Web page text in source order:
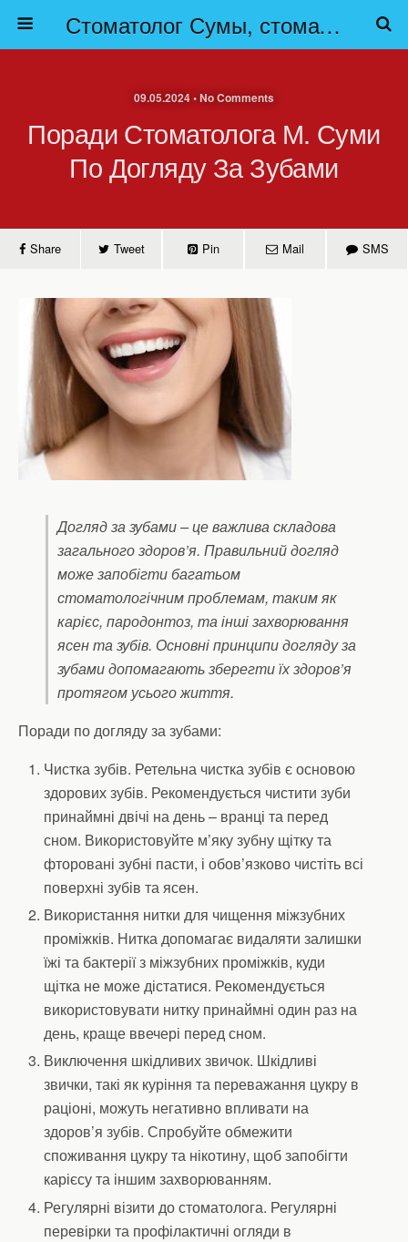
Стоматолог Сумы, стоматологические клиники Сумы, детская стоматология в Сумах. | Частная стоматология Сумы
09.05.2024 • No Comments
Поради Стоматолога М. Суми
По Догляду За Зубами
Share Tweet Pin Mail SMS
Догляд за зубами – це важлива складова
загального здоров’я. Правильний догляд
може запобігти багатьом
стоматологічним проблемам, таким як
карієс, пародонтоз, та інші захворювання
ясен та зубів. Основні принципи догляду за
зубами допомагають зберегти їх здоров’я
протягом усього життя.
Поради по догляду за зубами:
Чистка зубів. Ретельна чистка зубів є основою
здорових зубів. Рекомендується чистити зуби
принаймні двічі на день – вранці та перед
сном. Використовуйте м’яку зубну щітку та
фторовані зубні пасти, і обов’язково чистіть всі
поверхні зубів та ясен.
Використання нитки для чищення міжзубних
проміжків. Нитка допомагає видаляти залишки
їжі та бактерії з міжзубних проміжків, куди
щітка не може дістатися. Рекомендується
використовувати нитку принаймні один раз на
день, краще ввечері перед сном.
Виключення шкідливих звичок. Шкідливі
звички, такі як куріння та переважання цукру в
раціоні, можуть негативно впливати на
здоров’я зубів. Спробуйте обмежити
споживання цукру та нікотину, щоб запобігти
карієсу та іншим захворюванням.
Регулярні візити до стоматолога. Регулярні
перевірки та профілактичні огляди в